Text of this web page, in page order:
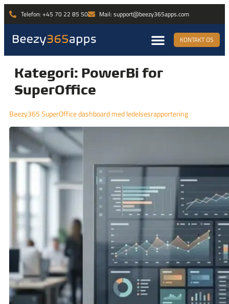
Telefon: +45 70 22 85 50 Mail: support@beezy365apps.com
KONTAKT OS
Kategori: PowerBi for
SuperOffice
Beezy365 SuperOffice dashboard med ledelsesrapportering